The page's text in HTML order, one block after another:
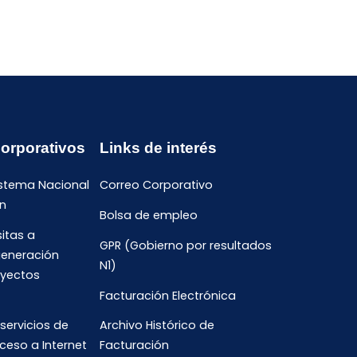
Nacional
a
de
a Internet
Links de interés
Correo Corporativo
Bolsa de empleo
GPR (Gobierno por resultados
N1)
Facturación Electrónica
Archivo Histórico de
Facturación